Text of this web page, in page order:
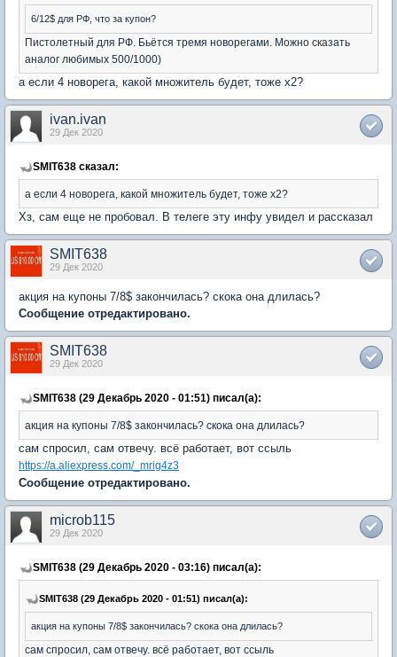
6/12$ для РФ, что за купон?
Пистолетный для РФ. Бьётся тремя новорегами. Можно сказать
аналог любимых 500/1000)
а если 4 новорега, какой множитель будет, тоже х2?
ivan.ivan
29 Дек 2020
SMIT638 сказал:
а если 4 новорега, какой множитель будет, тоже х2?
Хз, сам еще не пробовал. В телеге эту инфу увидел и рассказал
SMIT638
29 Дек 2020
акция на купоны 7/8$ закончилась? скока она длилась?
Сообщение отредактировано.
SMIT638
29 Дек 2020
SMIT638 (29 Декабрь 2020 - 01:51) писал(а):
акция на купоны 7/8$ закончилась? скока она длилась?
сам спросил, сам отвечу. всё работает, вот ссыль
https://a.aliexpress.com/_mrig4z3
Сообщение отредактировано.
microb115
29 Дек 2020
SMIT638 (29 Декабрь 2020 - 03:16) писал(а):
SMIT638 (29 Декабрь 2020 - 01:51) писал(а):
акция на купоны 7/8$ закончилась? скока она длилась?
сам спросил, сам отвечу. всё работает, вот ссыль